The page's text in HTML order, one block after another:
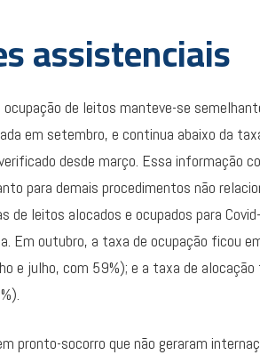
assistenciais
de leitos manteve-se
em setembro, e continua abaixo da
desde março. Essa informação
para demais procedimentos não
de leitos alocados e ocupados para
Em outubro, a taxa de ocupação ficou
e julho, com 59%); e a taxa de
pronto-socorro que não geraram